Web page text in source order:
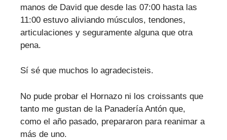
manos de David que desde las 07:00 hasta las
11:00 estuvo aliviando músculos, tendones,
articulaciones y seguramente alguna que otra
pena.
Sí sé que muchos lo agradecisteis.
No pude probar el Hornazo ni los croissants que
tanto me gustan de la Panadería Antón que,
como el año pasado, prepararon para reanimar a
más de uno.